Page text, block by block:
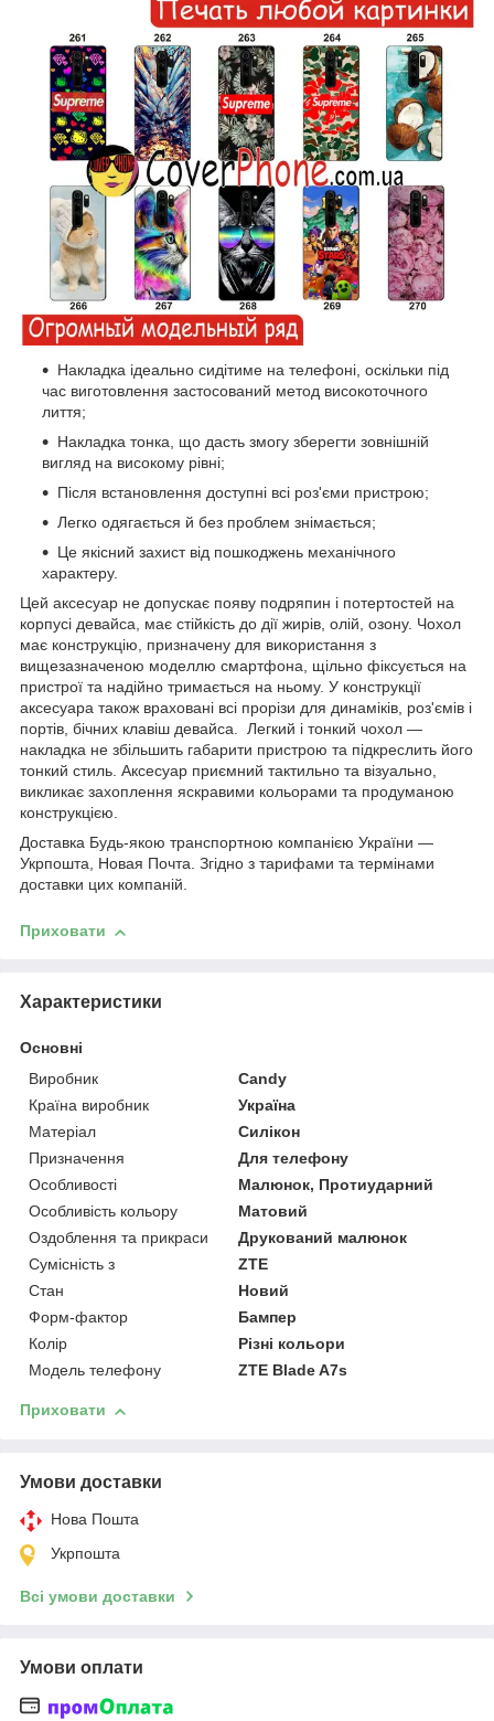
Накладка ідеально сидітиме на телефоні, оскільки під
час виготовлення застосований метод високоточного
лиття;
Накладка тонка, що дасть змогу зберегти зовнішній
вигляд на високому рівні;
Після встановлення доступні всі роз'єми пристрою;
Легко одягається й без проблем знімається;
Це якісний захист від пошкоджень механічного
характеру.
Цей аксесуар не допускає появу подряпин і потертостей на
корпусі девайса, має стійкість до дії жирів, олій, озону. Чохол
має конструкцію, призначену для використання з
вищезазначеною моделлю смартфона, щільно фіксується на
пристрої та надійно тримається на ньому. У конструкції
аксесуара також враховані всі прорізи для динаміків, роз'ємів і
портів, бічних клавіш девайса. Легкий і тонкий чохол —
накладка не збільшить габарити пристрою та підкреслить його
тонкий стиль. Аксесуар приємний тактильно та візуально,
викликає захоплення яскравими кольорами та продуманою
конструкцією.
Доставка Будь-якою транспортною компанією України —
Укрпошта, Новая Почта. Згідно з тарифами та термінами
доставки цих компаній.
Приховати
Характеристики
Основні
Виробник
Candy
Країна виробник
Україна
Матеріал
Силікон
Призначення
Для телефону
Особливості
Малюнок, Протиударний
Особливість кольору
Матовий
Оздоблення та прикраси
Друкований малюнок
Сумісність з
ZTE
Стан
Новий
Форм-фактор
Бампер
Колір
Різні кольори
Модель телефону
ZTE Blade A7s
Приховати
Умови доставки
Нова Пошта
Укрпошта
Всі умови доставки
Умови оплати